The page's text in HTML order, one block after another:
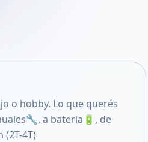
o hobby. Lo que querés
a bateria🔋, de
4T)